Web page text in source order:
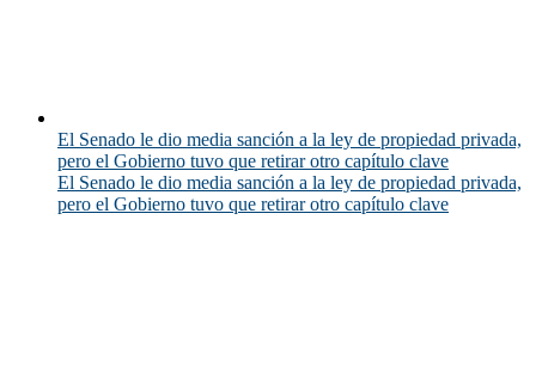
El Senado le dio media sanción a la ley de propiedad privada,
pero el Gobierno tuvo que retirar otro capítulo clave
El Senado le dio media sanción a la ley de propiedad privada,
pero el Gobierno tuvo que retirar otro capítulo clave